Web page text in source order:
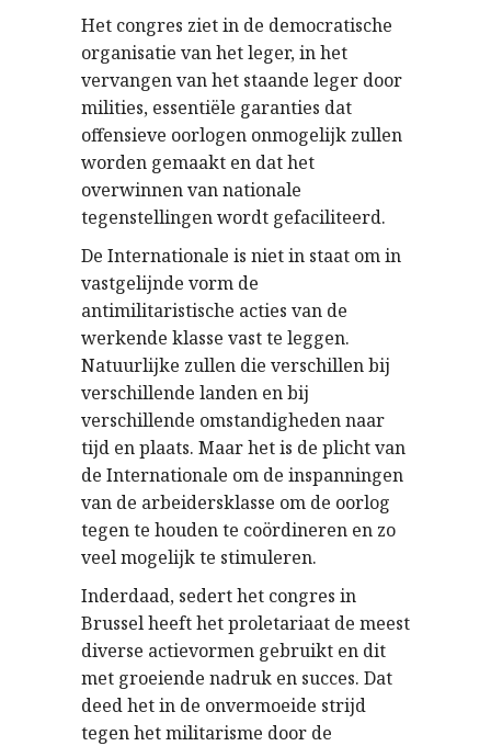
Het congres ziet in de democratische
organisatie van het leger, in het
vervangen van het staande leger door
milities, essentiële garanties dat
offensieve oorlogen onmogelijk zullen
worden gemaakt en dat het
overwinnen van nationale
tegenstellingen wordt gefaciliteerd.
De Internationale is niet in staat om in
vastgelijnde vorm de
antimilitaristische acties van de
werkende klasse vast te leggen.
Natuurlijke zullen die verschillen bij
verschillende landen en bij
verschillende omstandigheden naar
tijd en plaats. Maar het is de plicht van
de Internationale om de inspanningen
van de arbeidersklasse om de oorlog
tegen te houden te coördineren en zo
veel mogelijk te stimuleren.
Inderdaad, sedert het congres in
Brussel heeft het proletariaat de meest
diverse actievormen gebruikt en dit
met groeiende nadruk en succes. Dat
deed het in de onvermoeide strijd
tegen het militarisme door de